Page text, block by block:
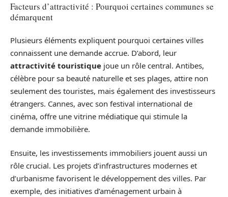
Facteurs d’attractivité : Pourquoi certaines communes se
démarquent
Plusieurs éléments expliquent pourquoi certaines villes
connaissent une demande accrue. D’abord, leur
attractivité touristique joue un rôle central. Antibes,
célèbre pour sa beauté naturelle et ses plages, attire non
seulement des touristes, mais également des investisseurs
étrangers. Cannes, avec son festival international de
cinéma, offre une vitrine médiatique qui stimule la
demande immobilière.
Ensuite, les investissements immobiliers jouent aussi un
rôle crucial. Les projets d’infrastructures modernes et
d’urbanisme favorisent le développement des villes. Par
exemple, des initiatives d’aménagement urbain à